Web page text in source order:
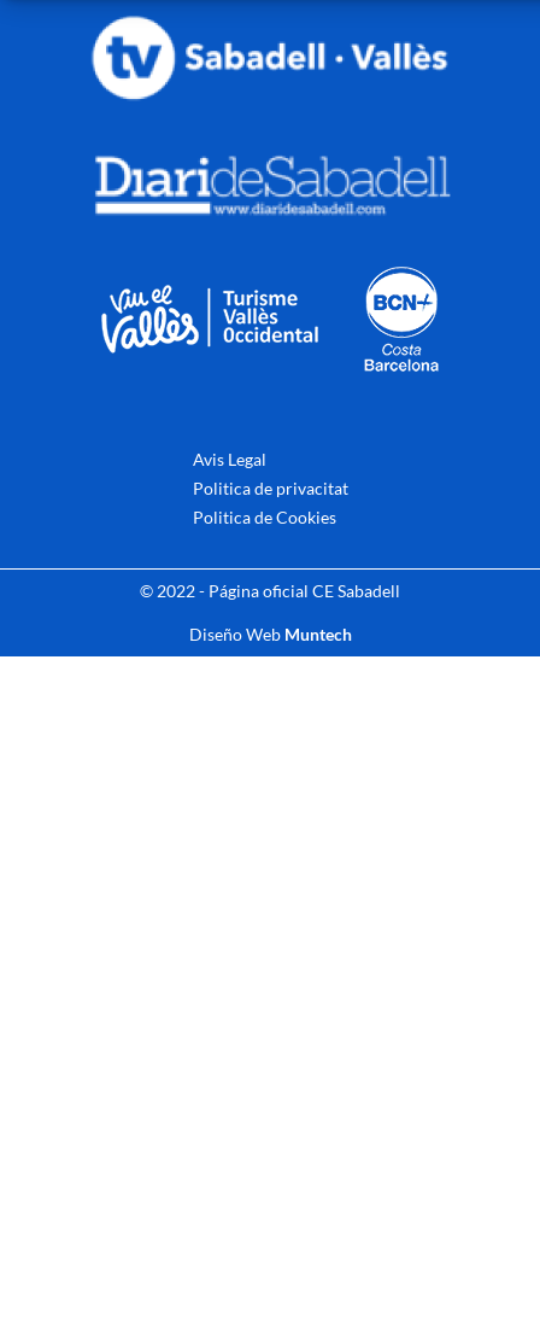
Avis Legal
Politica de privacitat
Politica de Cookies
© 2022 - Página oficial CE Sabadell
Diseño Web Muntech